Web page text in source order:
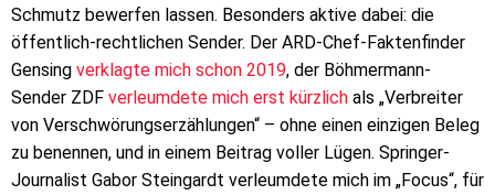
Schmutz bewerfen lassen. Besonders aktive dabei: die
öffentlich-rechtlichen Sender. Der ARD-Chef-Faktenfinder
Gensing verklagte mich schon 2019, der Böhmermann-
Sender ZDF verleumdete mich erst kürzlich als „Verbreiter
von Verschwörungserzählungen“ – ohne einen einzigen Beleg
zu benennen, und in einem Beitrag voller Lügen. Springer-
Journalist Gabor Steingardt verleumdete mich im „Focus“, für